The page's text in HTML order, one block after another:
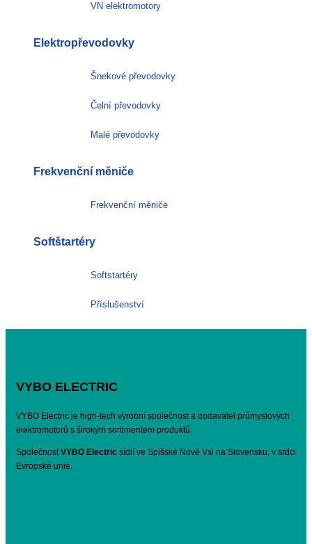
VN elektromotory
Elektropřevodovky
Šnekové převodovky
Čelní převodovky
Malé převodovky
Frekvenční měniče
Frekvenční měniče
Softštartéry
Softstartéry
Příslušenství
VYBO ELECTRIC
VYBO Electric je high-tech výrobní společnost a dodavatel průmyslových
elektromotorů s širokým sortimentem produktů.
SpolečnostVYBO Electric sídlí ve Spišské Nové Vsi na Slovensku, v srdci
Evropské unie.